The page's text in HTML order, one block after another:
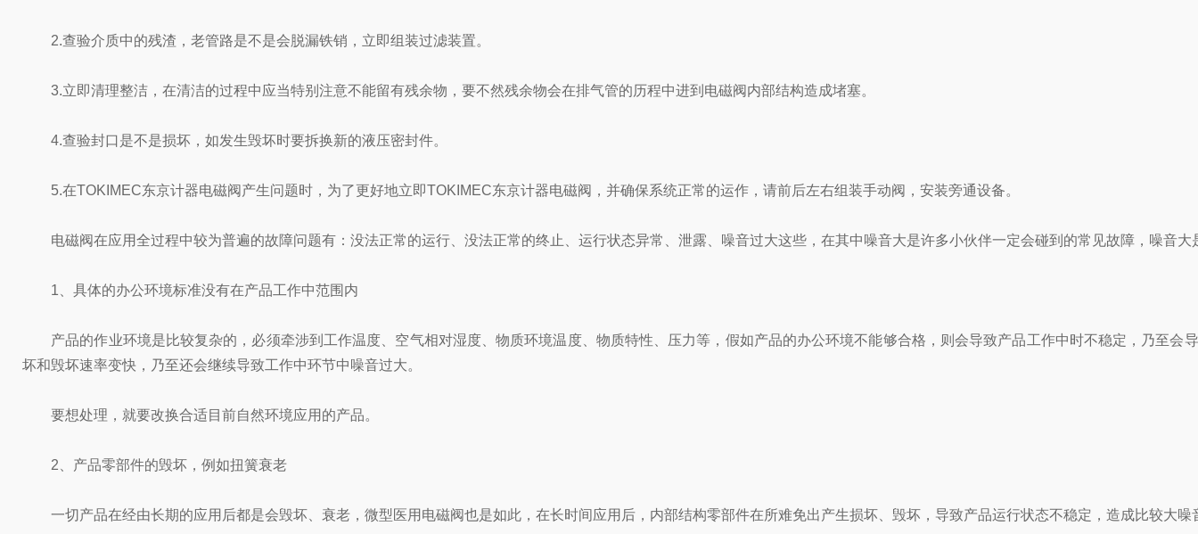
2.查验介质中的残渣，老管路是不是会脱漏铁销，立即组装过滤装置。
3.立即清理整洁，在清洁的过程中应当特别注意不能留有残余物，要不然残余物会在排气管的历程中进到电磁阀内部结构造成堵塞。
4.查验封口是不是损坏，如发生毁坏时要拆换新的液压密封件。
5.在TOKIMEC东京计器电磁阀产生问题时，为了更好地立即TOKIMEC东京计器电磁阀，并确保系统正常的运作，请前后左右组装手动阀，安装旁通设备。
电磁阀在应用全过程中较为普遍的故障问题有：没法正常的运行、没法正常的终止、运行状态异常、泄露、噪音过大这些，在其中噪音大是许多小伙伴一定会碰到的常见故障，噪音大
1、具体的办公环境标准没有在产品工作中范围内
产品的作业环境是比较复杂的，必须牵涉到工作温度、空气相对湿度、物质环境温度、物质特性、压力等，假如产品的办公环境不能够合格，则会导致产品工作中时不稳定，乃至会
坏和毁坏速率变快，乃至还会继续导致工作中环节中噪音过大。
要想处理，就要改换合适目前自然环境应用的产品。
2、产品零部件的毁坏，例如扭簧衰老
一切产品在经由长期的应用后都是会毁坏、衰老，微型医用电磁阀也是如此，在长时间应用后，内部结构零部件在所难免出产生损坏、毁坏，导致产品运行状态不稳定，造成比较大噪